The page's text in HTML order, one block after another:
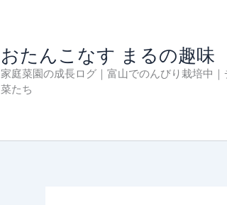
おたんこなす まるの趣味
家庭菜園の成長ログ｜富山でのんびり栽培中
菜たち